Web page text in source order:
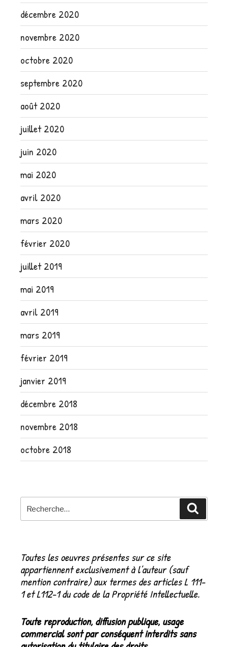
décembre 2020
novembre 2020
octobre 2020
septembre 2020
août 2020
juillet 2020
juin 2020
mai 2020
avril 2020
mars 2020
février 2020
juillet 2019
mai 2019
avril 2019
mars 2019
février 2019
janvier 2019
décembre 2018
novembre 2018
octobre 2018
Recherche
pour
Toutes les oeuvres présentes sur ce site
appartiennent exclusivement à l’auteur (sauf
mention contraire) aux termes des articles L 111-
1 et L112-1 du code de la Propriété Intellectuelle.
Toute reproduction, diffusion publique, usage
commercial sont par conséquent interdits sans